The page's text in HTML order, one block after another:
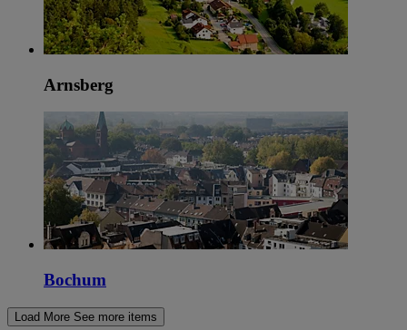
Arnsberg
Bochum
Load More See more items